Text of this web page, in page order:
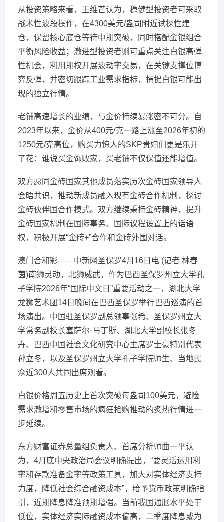
从投资策略来看，王维芒认为，稳健型投资者可采取
战术性波段操作，在4300美元/盎司附近试探性建
仓，保留核心底仓等待中期突破，同时搭配金银组合
平衡风险收益；激进型投资者则可重点关注白银高弹
性机会，利用期权开展波动率交易，在关键支撑位博
弈反弹，并密切跟踪工业需求指标，捕捉白银可能出
现的独立行情。
老铺高速增长的业绩，与金价持续暴涨密不可分。自
2023年以来，金价从400元/克一路上涨至2026年初的
1250元/克高位，购买力惊人的SKP贵妇们更是乐开
了花：谁说买金饰败家，买老铺不仅保值还能增值。
双方愿同金砖国家其他成员落实历次金砖国家领导人
会晤共识，推动新成员融入现有金砖合作机制，探讨
金砖伙伴国合作模式。双方继续秉持金砖精神，提升
金砖国家机制在国际事务、国际议程设置上的话语
权，积极开展“金砖+”合作和金砖外围对话。
澳门合和彩——中新网圣保罗4月16日电 (记者 林春
茵)南狮灵动，北狮威武，作为巴西圣保罗州立大学孔
子学院2026年“国际中文日”重要活动之一，湖北大学
龙狮艺术团14日晚间在巴西圣保罗举行巴西巡演的首
场演出。中国驻圣保罗副总领事张希、圣保罗州立大
学常务副校长塞萨尔·马丁斯、湖北大学副校长张冬
卉、巴西中国社会文化研究中心主席罗士豪特别代表
孙立冬，以及圣保罗州立大学孔子学院师生、当地民
众近300人共同出席观看。
白银价格周五历史上首次突破每盎司100美元，避险
需求激增和零售市场的疯狂抢购推动的炙热行情进一
步延续。
东方财富证券总量组负责人、首席分析师曲一平认
为，4月底中央政治局会议明确提出，“要灵活运用利
率和存款准备金率等政策工具，加大对实体经济支持
力度，降低社会综合融资成本”，给予货币政策明确指
引，近期降息降准预期增强。当前我国通胀水平处于
低位，实体经济实际融资成本偏高，二季度降息或为